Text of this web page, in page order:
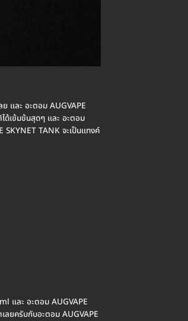
และ อะตอม AUGVAPE
ด้เข้มข้นสุดๆ และ อะตอม
SKYNET TANK จะเป็นแทงค์
และ อะตอม AUGVAPE
ลยครับกับอะตอม AUGVAPE